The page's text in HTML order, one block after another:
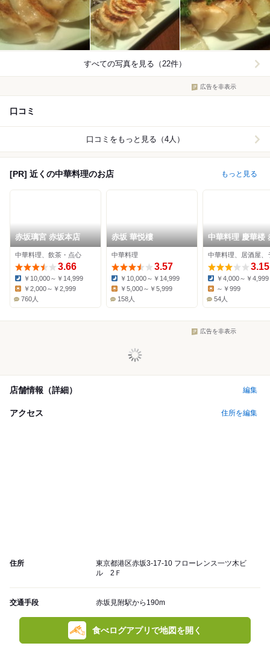
すべての写真を見る（22件）
広告を非表示
口コミ
口コミをもっと見る（4人）
[PR] 近くの中華料理のお店 もっと見る
赤坂璃宮 赤坂本店
中華料理、飲茶・点心
3.66
Dinner:
￥10,000～￥14,999
￥2,000～￥2,999
760人
赤坂 華悦樓
中華料理
3.57
Dinner:
￥10,000～￥14,999
￥5,000～￥5,999
158人
中華料理 慶華楼
3.15
Dinner:
￥4,000～￥4,999
Lunch:
～￥999
54人
広告を非表示
店舗情報（詳細） 編集
アクセス 住所を編集
住所
東京都港区赤坂3-17-10 フローレンス一ツ木ビ
ル 2Ｆ
交通手段 赤坂見附駅から190m
食べログアプリで地図を開く